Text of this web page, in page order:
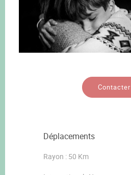
Contacter
Déplacements
Rayon : 50 Km